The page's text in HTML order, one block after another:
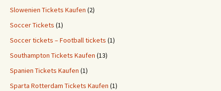
Slowenien Tickets Kaufen (2)
Soccer Tickets (1)
Soccer tickets – Football tickets (1)
Southampton Tickets Kaufen (13)
Spanien Tickets Kaufen (1)
Sparta Rotterdam Tickets Kaufen (1)